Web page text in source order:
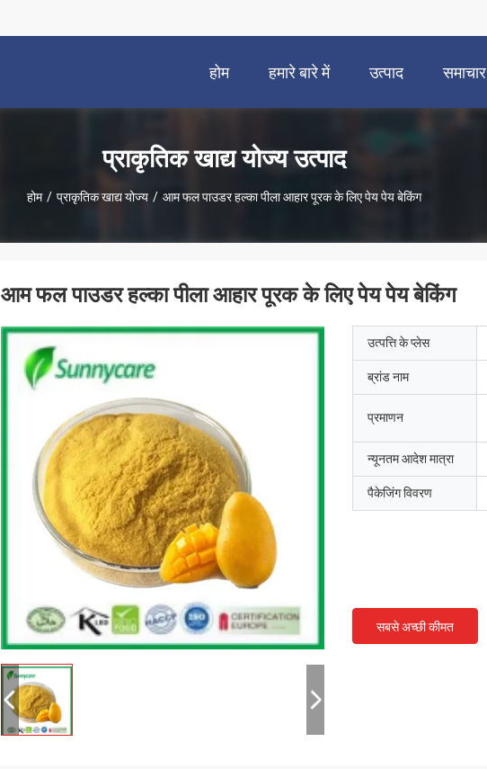
होम हमारे बारे में उत्पाद समाचार
प्राकृतिक खाद्य योज्य उत्पाद
होम / प्राकृतिक खाद्य योज्य / आम फल पाउडर हल्का पीला आहार पूरक के लिए पेय पेय बेकिंग
आम फल पाउडर हल्का पीला आहार पूरक के लिए पेय पेय बेकिंग
उत्पत्ति के प्लेस
ब्रांड नाम
प्रमाणन
न्यूनतम आदेश मात्रा
पैकेजिंग विवरण
सबसे अच्छी कीमत